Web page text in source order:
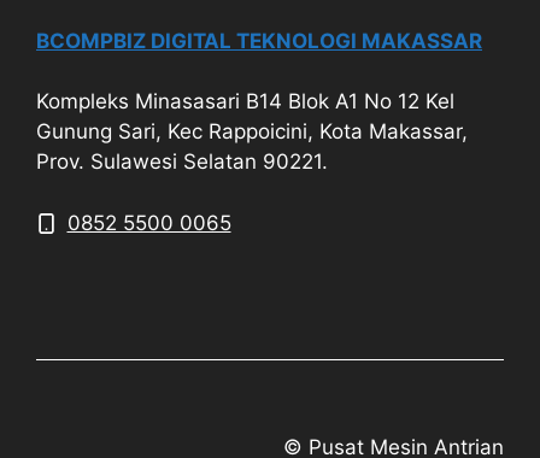
BCOMPBIZ DIGITAL TEKNOLOGI MAKASSAR
Kompleks Minasasari B14 Blok A1 No 12 Kel
Gunung Sari, Kec Rappoicini, Kota Makassar,
Prov. Sulawesi Selatan 90221.
0852 5500 0065
© Pusat Mesin Antrian